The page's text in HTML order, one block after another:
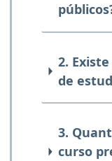
2.
de
3.
curso